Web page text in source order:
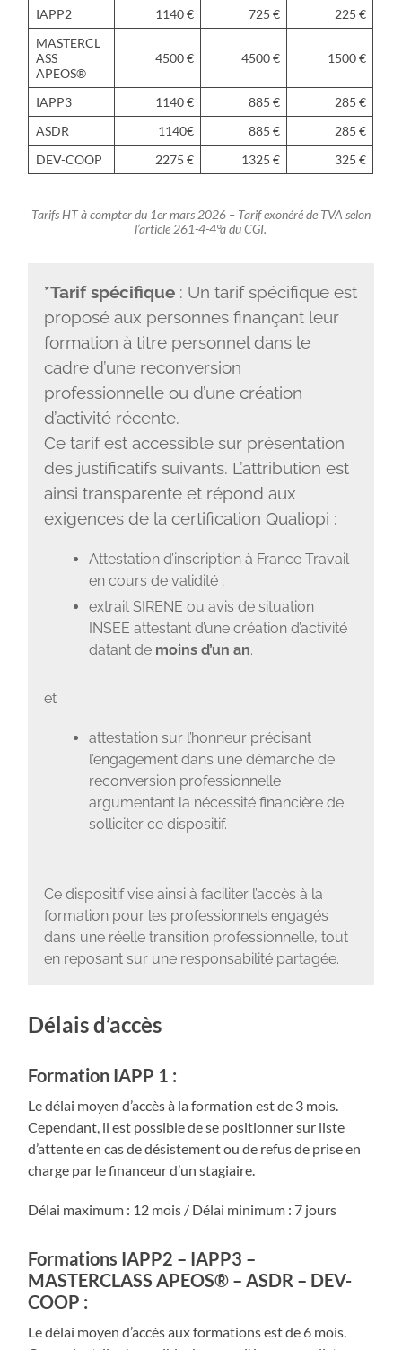
IAPP2 1140 € 725 €
225 €
MASTERCL
ASS
APEOS®
4500 € 4500 € 1500 €
IAPP3 1140 € 885 €
285 €
ASDR
1140€ 885 €
285 €
DEV-COOP
2275 € 1325 € 325 €
Tarifs HT à compter du 1er mars 2026 – Tarif exonéré de TVA selon
l’article 261-4-4°a du CGI.
*Tarif spécifique: Un tarif spécifique est
proposé aux personnes finançant leur
formation à titre personnel dans le
cadre d’une reconversion
professionnelle ou d’une création
d’activité récente.
Ce tarif est accessible sur présentation
des justificatifs suivants. L’attribution est
ainsi transparente et répond aux
exigences de la certification Qualiopi :
Attestation d’inscription à France Travail
en cours de validité ;
extrait SIRENE ou avis de situation
INSEE attestant d’une création d’activité
datant de moins d’un an.
et
attestation sur l’honneur précisant
l’engagement dans une démarche de
reconversion professionnelle
argumentant la nécessité financière de
solliciter ce dispositif.
Ce dispositif vise ainsi à faciliter l’accès à la
formation pour les professionnels engagés
dans une réelle transition professionnelle, tout
en reposant sur une responsabilité partagée.
Délais d’accès
Formation IAPP 1 :
Le délai moyen d’accès à la formation est de 3 mois.
Cependant, il est possible de se positionner sur liste
d’attente en cas de désistement ou de refus de prise en
charge par le financeur d’un stagiaire.
Délai maximum : 12 mois / Délai minimum : 7 jours
Formations IAPP2 – IAPP3 –
MASTERCLASS APEOS® – ASDR – DEV-
COOP :
Le délai moyen d’accès aux formations est de 6 mois.